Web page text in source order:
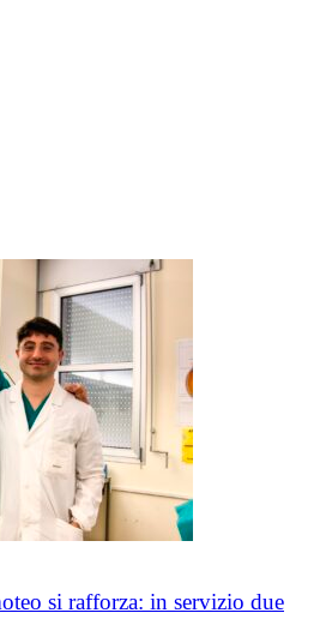
si rafforza: in servizio due